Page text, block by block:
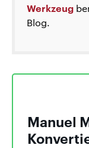
Werkzeug
Blog.
Manuel